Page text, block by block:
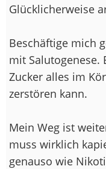
Glücklicherweise
Beschäftige mich
mit Salutogenese.
Zucker alles im
zerstören kann.
Mein Weg ist
muss wirklich
genauso wie